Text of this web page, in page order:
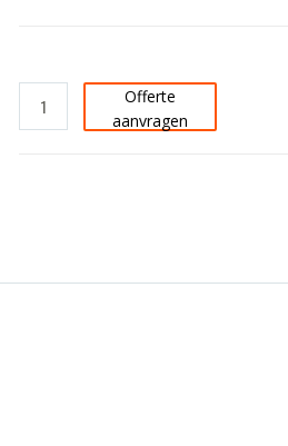
Offerte
aanvragen